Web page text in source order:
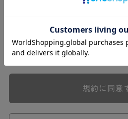
本規約は、会員と弊社との間のサ
切の関係に適用されるものとしま
弊社が一連のサービスを提供する
ら個別規定はその名称のいかんに
規約に同意